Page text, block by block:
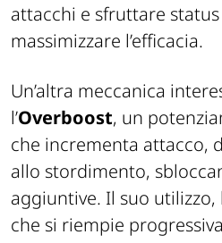
attacchi e sfruttare
massimizzare l’efficacia.
Un’altra meccanica
l’Overboost, un
che incrementa attacco,
allo stordimento,
aggiuntive. Il suo
che si riempie